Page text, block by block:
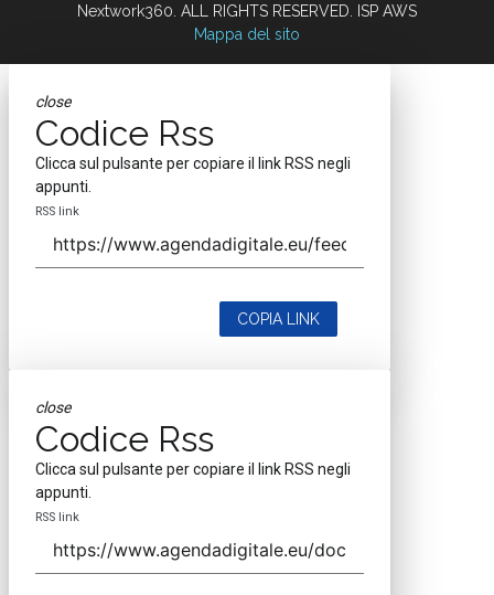
Nextwork360. ALL RIGHTS RESERVED. ISP AWS
Mappa del sito
close
Codice Rss
Clicca sul pulsante per copiare il link RSS negli
appunti.
RSS link
COPIA LINK
close
Codice Rss
Clicca sul pulsante per copiare il link RSS negli
appunti.
RSS link